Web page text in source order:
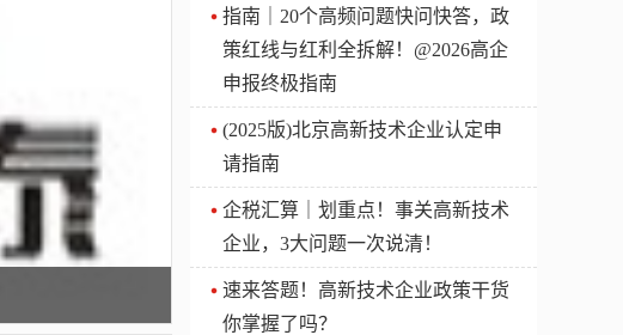
指南｜20个高频问题快问快答，政
策红线与红利全拆解！@2026高企
申报终极指南
(2025版)北京高新技术企业认定申
请指南
企税汇算｜划重点！事关高新技术
企业，3大问题一次说清！
速来答题！高新技术企业政策干货
你掌握了吗？